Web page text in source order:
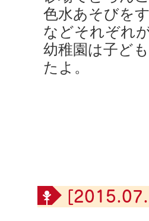
色水あそびを
などそれぞれ
幼稚園は子ど
たよ。